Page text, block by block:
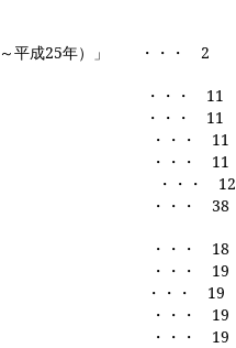
平成25年）」 ・・・ 2
」 ・・・ 11
」 ・・・ 11
分類」 ・・・ 11
類」 ・・・ 11
」 ・・・ 12
ント」 ・・・ 38
プの様子」 ・・・ 18
家」 ・・・ 19
子」 ・・・ 19
・・・ 19
家」 ・・・ 19